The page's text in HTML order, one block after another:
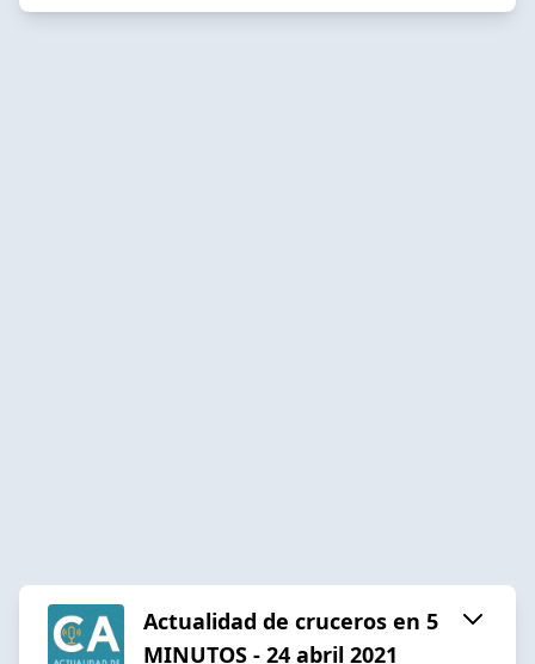
Actualidad de cruceros en 5
MINUTOS - 24 abril 2021